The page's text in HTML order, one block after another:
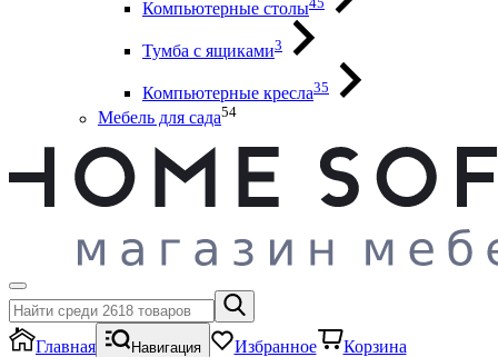
Компьютерные столы
Тумба с ящиками3
Компьютерные кресла35
Мебель для сада54
Главная Навигация Избранное Корзина